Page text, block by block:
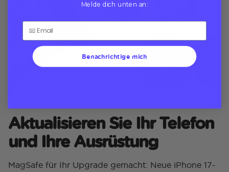
Aktualisieren Sie Ihr Telefon
und Ihre Ausrüstung
MagSafe für Ihr Upgrade gemacht: Neue iPhone 17-
Melde dich unten an:
Benachrichtige mich